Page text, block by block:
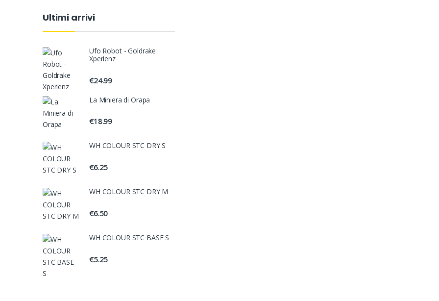
Ultimi arrivi
Ufo Robot - Goldrake
Xperienz
€24.99
La Miniera di Orapa
€18.99
WH COLOUR STC DRY S
€6.25
WH COLOUR STC DRY M
€6.50
WH COLOUR STC BASE S
€5.25